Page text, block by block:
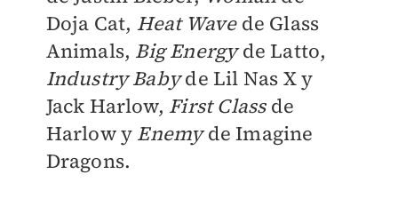
Doja Cat, Heat Wavede Glass
Animals, Big Energyde Latto,
Industry Babyde Lil Nas X y
Jack Harlow, First Class de
Harlow y Enemyde Imagine
Dragons.